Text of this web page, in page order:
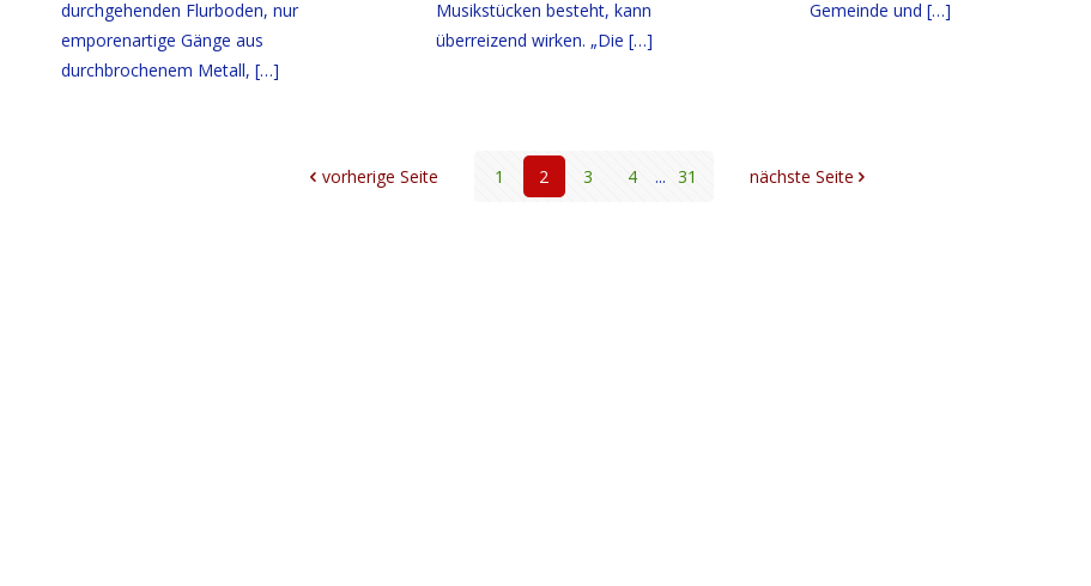
durchgehenden Flurboden, nur
emporenartige Gänge aus
durchbrochenem Metall, […]
Musikstücken besteht, kann
überreizend wirken. „Die […]
Gemeinde und […]
vorherige Seite 1 2 3 4 ... 31 nächste Seite